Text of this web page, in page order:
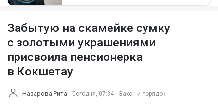
Забытую на скамейке сумку
с золотыми украшениями
присвоила пенсионерка
в Кокшетау
Назарова Рита Сегодня, 07:34 Закон и порядок